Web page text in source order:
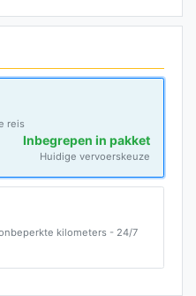
reis
Inbegrepen in pakket
Huidige vervoerskeuze
kilometers - 24/7